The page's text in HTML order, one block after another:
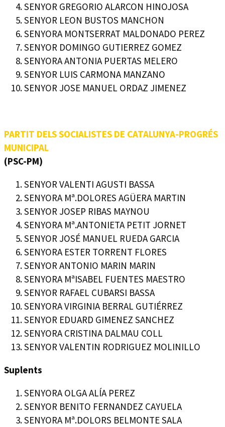
SENYOR GREGORIO ALARCON HINOJOSA
SENYOR LEON BUSTOS MANCHON
SENYORA MONTSERRAT MALDONADO PEREZ
SENYOR DOMINGO GUTIERREZ GOMEZ
SENYORA ANTONIA PUERTAS MELERO
SENYOR LUIS CARMONA MANZANO
SENYOR JOSE MANUEL ORDAZ JIMENEZ
PARTIT DELS SOCIALISTES DE CATALUNYA-PROGRÉS
MUNICIPAL
(PSC-PM)
SENYOR VALENTI AGUSTI BASSA
SENYORA Mª.DOLORES AGÜERA MARTIN
SENYOR JOSEP RIBAS MAYNOU
SENYORA Mª.ANTONIETA PETIT JORNET
SENYOR JOSÉ MANUEL RUEDA GARCIA
SENYORA ESTER TORRENT FLORES
SENYOR ANTONIO MARIN MARIN
SENYORA MªISABEL FUENTES MAESTRO
SENYOR RAFAEL CUBARSI BASSA
SENYORA VIRGINIA BERRAL GUTIÉRREZ
SENYOR EDUARD GIMENEZ SANCHEZ
SENYORA CRISTINA DALMAU COLL
SENYOR VALENTIN RODRIGUEZ MOLINILLO
Suplents
SENYORA OLGA ALÍA PEREZ
SENYOR BENITO FERNANDEZ CAYUELA
SENYORA Mª.DOLORS BELMONTE SALA